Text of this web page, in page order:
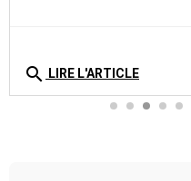
search LIRE L'ARTICLE